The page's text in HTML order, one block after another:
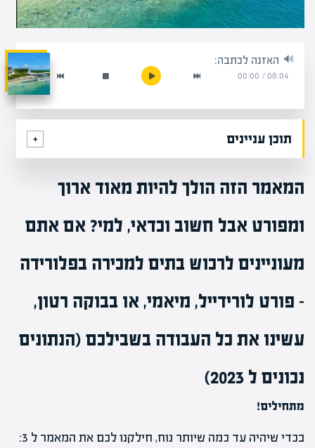
האזנה לכתבה:
08:04
/
00:00
תוכן עניינים
המאמר הזה הולך להיות מאוד ארוך
ומפורט אבל חשוב וכדאי, למי? אם אתם
מעוניינים לרכוש בתים למכירה בפלורידה
– פורט לורידייל, מיאמי, או בבוקה רטון,
עשינו את כל העבודה בשבילכם (הנתונים
נכונים ל 2023)
מתחילים!
בכדי שיהיה עד כמה שיותר נוח, חילקנו לכם את המאמר ל 3: